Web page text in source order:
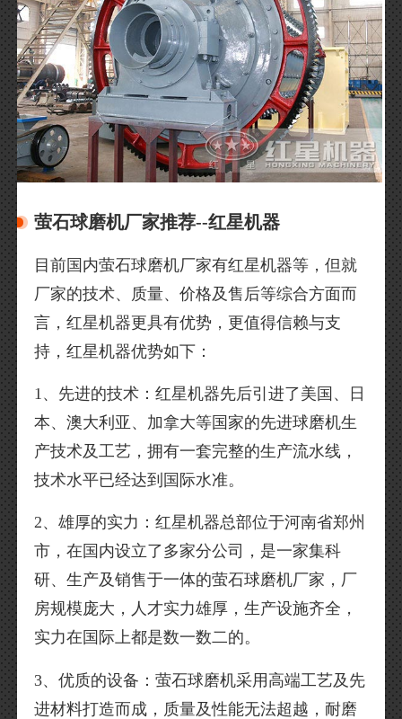
萤石球磨机厂家推荐--红星机器
目前国内萤石球磨机厂家有红星机器等，但就
厂家的技术、质量、价格及售后等综合方面而
言，红星机器更具有优势，更值得信赖与支
持，红星机器优势如下：
1、先进的技术：红星机器先后引进了美国、日
本、澳大利亚、加拿大等国家的先进球磨机生
产技术及工艺，拥有一套完整的生产流水线，
技术水平已经达到国际水准。
2、雄厚的实力：红星机器总部位于河南省郑州
市，在国内设立了多家分公司，是一家集科
研、生产及销售于一体的萤石球磨机厂家，厂
房规模庞大，人才实力雄厚，生产设施齐全，
实力在国际上都是数一数二的。
3、优质的设备：萤石球磨机采用高端工艺及先
进材料打造而成，质量及性能无法超越，耐磨